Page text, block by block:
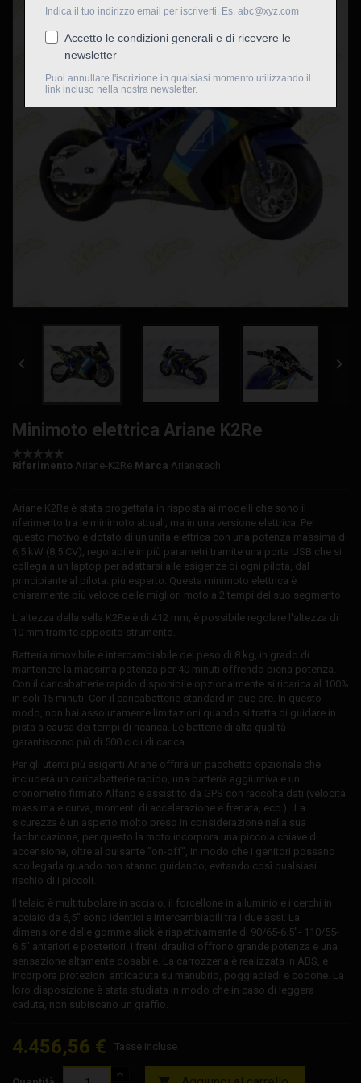
 
Minimoto elettrica Ariane K2Re
Riferimento Ariane-K2Re Marca Arianetech
Ariane K2Re è stata progettata in risposta ai modelli che sono il
riferimento tra le minimoto attuali, ma in una versione elettrica. Per
questo motivo è dotato di un'unità elettrica con una potenza massima di
6,5 kW (8,5 CV), regolabile in più parametri tramite una porta USB che si
collega a un laptop per adattarsi alle esigenze di ogni pilota, dal
principiante al pilota. più esperto. Questa minimoto elettrica è
chiaramente più veloce delle migliori moto a 2 tempi del suo segmento.
L'altezza della sella K2Re è di 412 mm, è possibile regolare l'altezza di
10 mm tramite apposito strumento.
Batteria rimovibile e intercambiabile del peso di 8 kg, in grado di
mantenere la massima potenza per 40 minuti offrendo piena potenza.
Con il caricabatterie rapido disponibile opzionalmente si ricarica al 100%
in soli 15 minuti. Con il caricabatterie standard in due ore. In questo
modo, non hai assolutamente limitazioni quando si tratta di guidare in
pista a causa dei tempi di ricarica. Le batterie di alta qualità
garantiscono più di 500 cicli di carica.
Per gli utenti più esigenti Ariane offrirà un pacchetto opzionale che
includerà un caricabatterie rapido, una batteria aggiuntiva e un
cronometro firmato Alfano e assistito da GPS con raccolta dati (velocità
massima e curva, momenti di accelerazione e frenata, ecc.) . La
sicurezza è un aspetto molto preso in considerazione nella sua
fabbricazione, per questo la moto incorpora una piccola chiave di
accensione, oltre al pulsante "on-off", in modo che i genitori possano
scollegarla quando non stanno guidando, evitando così qualsiasi
rischio di i piccoli.
Il telaio è multitubolare in acciaio, il forcellone in alluminio e i cerchi in
acciaio da 6,5” sono identici e intercambiabili tra i due assi. La
dimensione delle gomme slick è rispettivamente di 90/65-6.5"- 110/55-
6.5" anteriori e posteriori. I freni idraulici offrono grande potenza e una
sensazione altamente dosabile. La carrozzeria è realizzata in ABS, e
incorpora protezioni anticaduta su manubrio, poggiapiedi e codone. La
loro disposizione è stata studiata in modo che in caso di leggera
caduta, non subiscano un graffio.
4.456,56 € Tasse incluse